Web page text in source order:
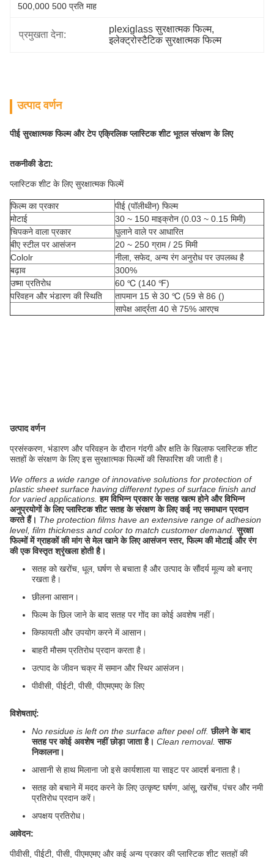
500,000 500 प्रति माह
प्रमुखता देना:
plexiglass सुरक्षात्मक फिल्म,
इलेक्ट्रोस्टैटिक सुरक्षात्मक फिल्म
उत्पाद वर्णन
पीई सुरक्षात्मक फिल्म और टेप एक्रिलिक प्लास्टिक शीट भूतल संरक्षण के लिए
तकनीकी डेटा:
प्लास्टिक शीट के लिए सुरक्षात्मक फिल्में
फिल्म का प्रकार
पीई (पॉलीथीन) फिल्म
मोटाई
30 ~ 150 माइक्रोन (0.03 ~ 0.15 मिमी)
चिपकने वाला प्रकार
घुलाने वाले पर आधारित
बीए स्टील पर आसंजन
20 ~ 250 ग्राम / 25 मिमी
Cololr
नीला, सफेद, अन्य रंग अनुरोध पर उपलब्ध है
बढ़ाव
300%
उष्मा प्रतिरोध
60 ℃ (140 ℉)
परिवहन और भंडारण की स्थिति
तापमान 15 से 30 ℃ (59 से 86 ()
सापेक्ष आर्द्रता 40 से 75% आरएच
उत्पाद वर्णन
प्रसंस्करण, भंडारण और परिवहन के दौरान गंदगी और क्षति के खिलाफ प्लास्टिक शीट
सतहों के संरक्षण के लिए इस सुरक्षात्मक फिल्मों की सिफारिश की जाती है।
We offers a wide range of innovative solutions for protection of
plastic sheet surface having different types of surface finish and
for varied applications. हम विभिन्न प्रकार के सतह खत्म होने और विभिन्न
अनुप्रयोगों के लिए प्लास्टिक शीट सतह के संरक्षण के लिए कई नए समाधान प्रदान
करते हैं। The protection films have an extensive range of adhesion
level, film thickness and color to match customer demand. सुरक्षा
फिल्मों में ग्राहकों की मांग से मेल खाने के लिए आसंजन स्तर, फिल्म की मोटाई और रंग
की एक विस्तृत श्रृंखला होती है।
सतह को खरोंच, धूल, घर्षण से बचाता है और उत्पाद के सौंदर्य मूल्य को बनाए
रखता है।
छीलना आसान।
फिल्म के छिल जाने के बाद सतह पर गोंद का कोई अवशेष नहीं।
किफायती और उपयोग करने में आसान।
बाहरी मौसम प्रतिरोध प्रदान करता है।
उत्पाद के जीवन चक्र में समान और स्थिर आसंजन।
पीवीसी, पीईटी, पीसी, पीएमएमए के लिए
विशेषताएं:
No residue is left on the surface after peel off. छीलने के बाद
सतह पर कोई अवशेष नहीं छोड़ा जाता है। Clean removal. साफ
निकालना।
आसानी से हाथ मिलाना जो इसे कार्यशाला या साइट पर आदर्श बनाता है।
सतह को बचाने में मदद करने के लिए उत्कृष्ट घर्षण, आंसू, खरोंच, पंचर और नमी
प्रतिरोध प्रदान करें।
अपक्षय प्रतिरोध।
आवेदन:
पीवीसी, पीईटी, पीसी, पीएमएमए और कई अन्य प्रकार की प्लास्टिक शीट सतहों की